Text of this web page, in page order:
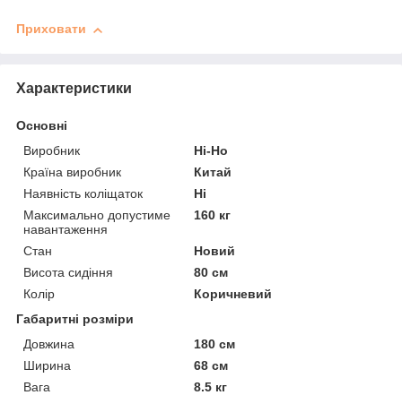
Приховати
Характеристики
Основні
Виробник
Hi-Ho
Країна виробник
Китай
Наявність коліщаток
Ні
Максимально допустиме
навантаження
160 кг
Стан
Новий
Висота сидіння
80 см
Колір
Коричневий
Габаритні розміри
Довжина
180 см
Ширина
68 см
Вага
8.5 кг